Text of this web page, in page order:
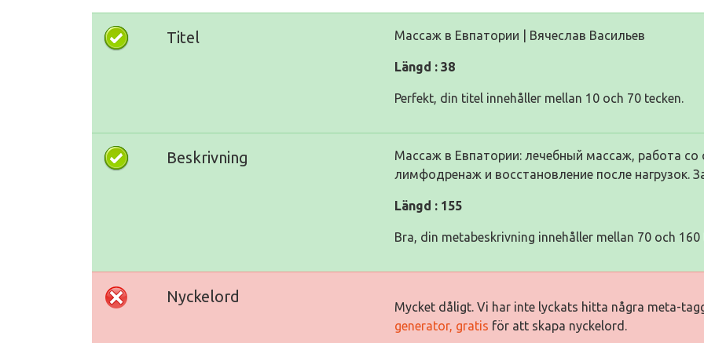
Titel Массаж в Евпатории | Вячеслав Васильев
Längd : 38
Perfekt, din titel innehåller mellan 10 och 70 tecken.
Beskrivning
Массаж в Евпатории: лечебный массаж, работа со
лимфодренаж и восстановление после нагрузок.
Längd : 155
Bra, din metabeskrivning innehåller mellan 70 och 160
Nyckelord
Mycket dåligt. Vi har inte lyckats hitta några meta-
generator, gratis för att skapa nyckelord.